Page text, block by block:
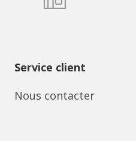
Service client
Nous contacter